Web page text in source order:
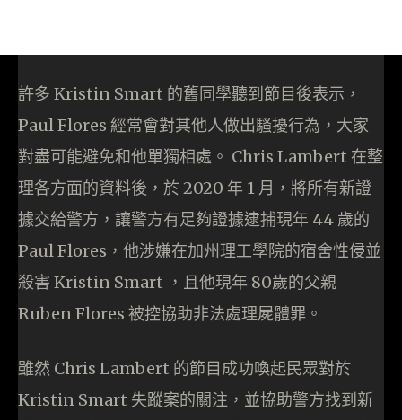
許多 Kristin Smart 的舊同學聽到節目後表示，
Paul Flores 經常會對其他人做出騷擾行為，大家
對盡可能避免和他單獨相處。 Chris Lambert 在整
理各方面的資料後，於 2020 年 1 月，將所有新證
據交給警方，讓警方有足夠證據逮捕現年 44 歲的
Paul Flores，他涉嫌在加州理工學院的宿舍性侵並
殺害 Kristin Smart ，且他現年 80歲的父親
Ruben Flores 被控協助非法處理屍體罪。
雖然 Chris Lambert 的節目成功喚起民眾對於
Kristin Smart 失蹤案的關注，並協助警方找到新